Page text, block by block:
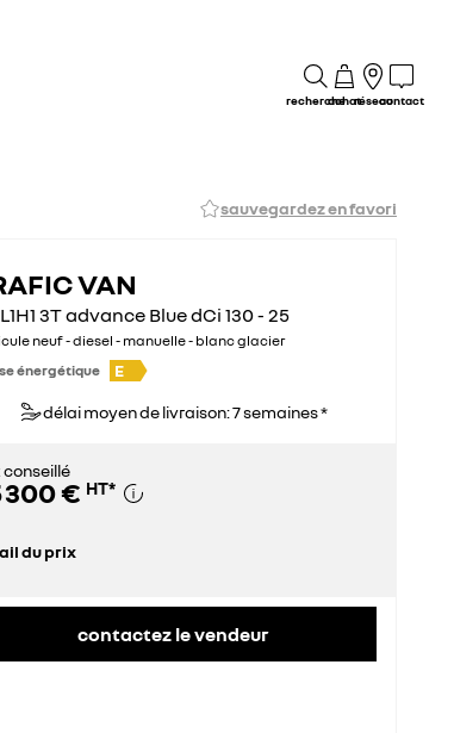
rechercheachatréseaucontact
sauvegardez en favori
VAN
3T advance Blue dCi 130 - 25
neuf - diesel - manuelle - blanc glacier
énergétique
E
délai moyen de livraison: 7 semaines *
conseillé
300 € HT*
du prix
contactez le vendeur